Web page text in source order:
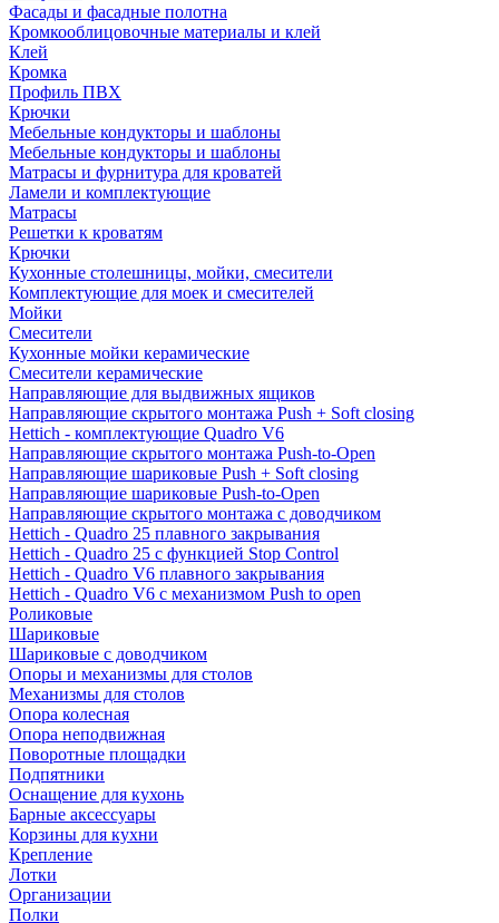
Фасады и фасадные полотна
Кромкооблицовочные материалы и клей
Клей
Кромка
Профиль ПВХ
Крючки
Мебельные кондукторы и шаблоны
Мебельные кондукторы и шаблоны
Матрасы и фурнитура для кроватей
Ламели и комплектующие
Матрасы
Решетки к кроватям
Крючки
Кухонные столешницы, мойки, смесители
Комплектующие для моек и смесителей
Мойки
Смесители
Кухонные мойки керамические
Смесители керамические
Направляющие для выдвижных ящиков
Направляющие скрытого монтажа Push + Soft closing
Hettich - комплектующие Quadro V6
Направляющие скрытого монтажа Push-to-Open
Направляющие шариковые Push + Soft closing
Направляющие шариковые Push-to-Open
Направляющие скрытого монтажа с доводчиком
Hettich - Quadro 25 плавного закрывания
Hettich - Quadro 25 с функцией Stop Control
Hettich - Quadro V6 плавного закрывания
Hettich - Quadro V6 с механизмом Push to open
Роликовые
Шариковые
Шариковые с доводчиком
Опоры и механизмы для столов
Механизмы для столов
Опора колесная
Опора неподвижная
Поворотные площадки
Подпятники
Оснащение для кухонь
Барные аксессуары
Корзины для кухни
Крепление
Лотки
Организации
Полки